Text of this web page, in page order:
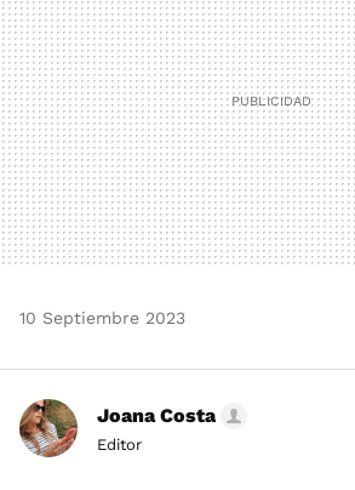
10 Septiembre 2023
Joana Costa
Editor